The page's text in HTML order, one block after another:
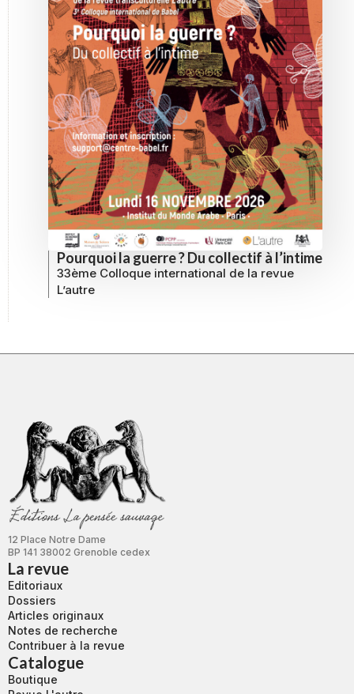
Pourquoi la guerre ? Du collectif à l’intime
33ème Colloque international de la revue
L’autre
12 Place Notre Dame
BP 141 38002 Grenoble cedex
La revue
Editoriaux
Dossiers
Articles originaux
Notes de recherche
Contribuer à la revue
Catalogue
Boutique